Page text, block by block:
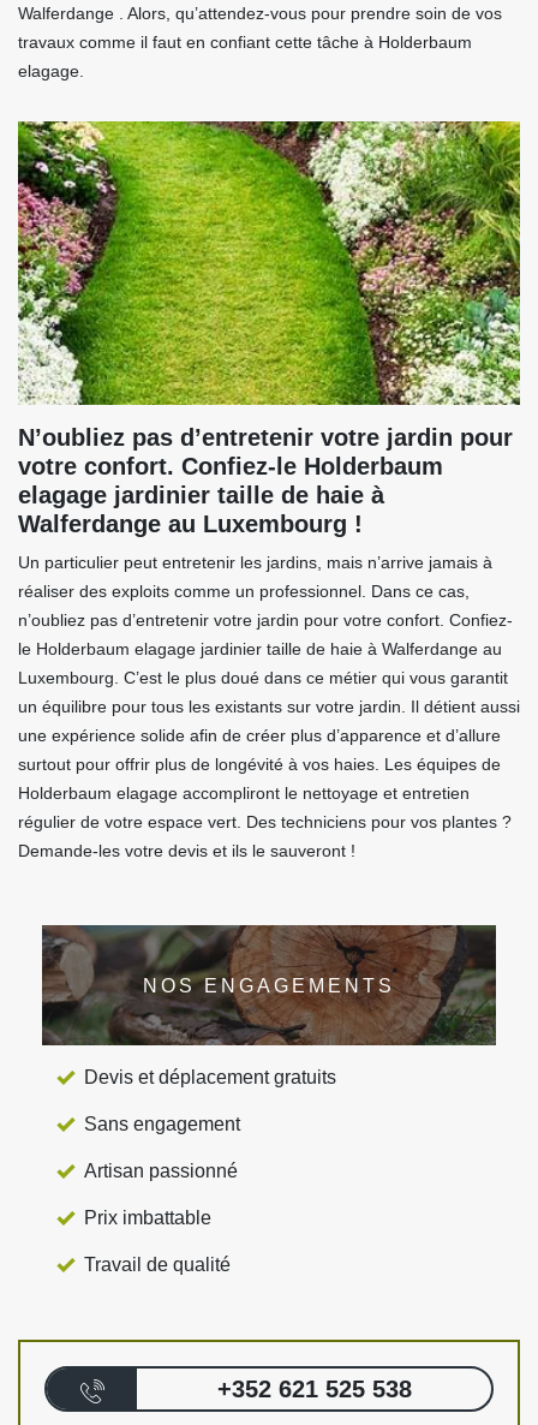
Walferdange . Alors, qu’attendez-vous pour prendre soin de vos
travaux comme il faut en confiant cette tâche à Holderbaum
elagage.
N’oubliez pas d’entretenir votre jardin pour
votre confort. Confiez-le Holderbaum
elagage jardinier taille de haie à
Walferdange au Luxembourg !
Un particulier peut entretenir les jardins, mais n’arrive jamais à
réaliser des exploits comme un professionnel. Dans ce cas,
n’oubliez pas d’entretenir votre jardin pour votre confort. Confiez-
le Holderbaum elagage jardinier taille de haie à Walferdange au
Luxembourg. C’est le plus doué dans ce métier qui vous garantit
un équilibre pour tous les existants sur votre jardin. Il détient aussi
une expérience solide afin de créer plus d’apparence et d’allure
surtout pour offrir plus de longévité à vos haies. Les équipes de
Holderbaum elagage accompliront le nettoyage et entretien
régulier de votre espace vert. Des techniciens pour vos plantes ?
Demande-les votre devis et ils le sauveront !
NOS ENGAGEMENTS
Devis et déplacement gratuits
Sans engagement
Artisan passionné
Prix imbattable
Travail de qualité
+352 621 525 538